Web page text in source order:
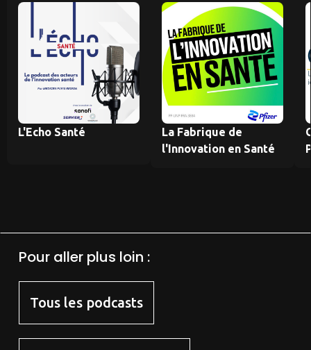
L'Echo Santé
La Fabrique de
l'Innovation en Santé
Pour aller plus loin :
Tous les podcasts